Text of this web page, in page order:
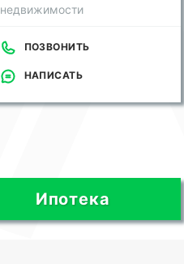
недвижимости
ПОЗВОНИТЬ
НАПИСАТЬ
Ипотека